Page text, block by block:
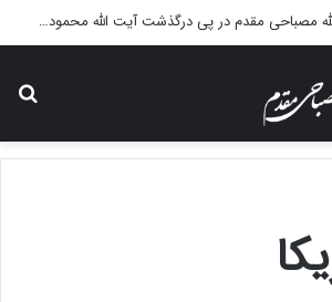
پیام تسلیت آیت الله مصباحی مقدم در پی درگذشت آیت الله محمودی گلپایگانی